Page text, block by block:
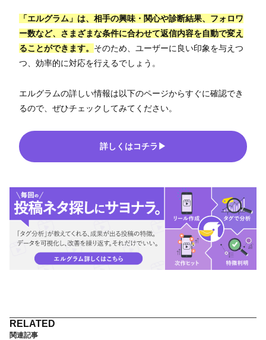
「エルグラム」は、相手の興味・関心や診断結果、フォロワ
ー数など、さまざまな条件に合わせて返信内容を自動で変え
ることができます。 そのため、ユーザーに良い印象を与えつ
つ、効率的に対応を行えるでしょう。
エルグラムの詳しい情報は以下のページからすぐに確認でき
るので、ぜひチェックしてみてください。
詳しくはコチラ▶
関連記事